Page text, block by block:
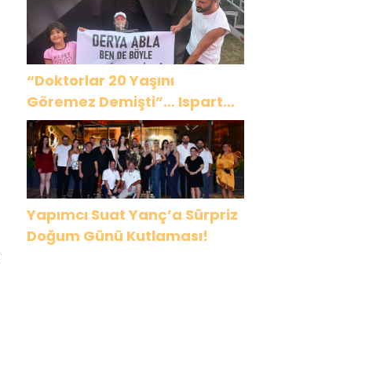
“Doktorlar 20 Yaşını
Göremez Demişti”… Ispartalı
Çağlar Özyiğit’in Derya
Bedavacı Buluşması
Duygulandırdı
Yapımcı Suat Yanç’a Sürpriz
Doğum Günü Kutlaması!